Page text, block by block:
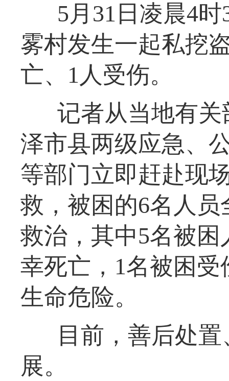
5月31日凌晨4
雾村发生一起私挖
亡、1人受伤。
记者从当地有
泽市县两级应急、
等部门立即赶赴现
救，被困的6名人
救治，其中5名被
幸死亡，1名被困
生命危险。
目前，善后处
展。